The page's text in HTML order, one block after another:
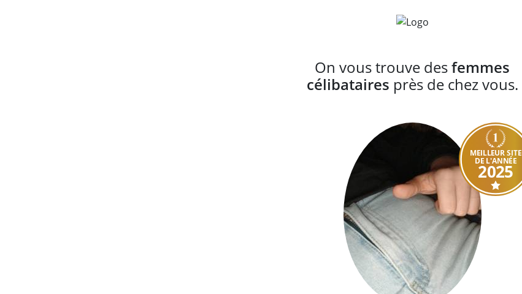
On vous trouve desfemmes
célibataires près de chez vous.
MEILLEUR SITE
DE L'ANNÉE
2025